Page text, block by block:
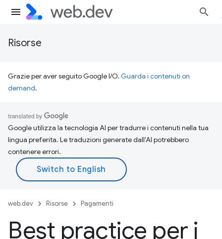
Risorse
Grazie per aver seguito Google I/O. Guarda i contenuti on
demand.
Google utilizza la tecnologia AI per tradurre i contenuti nella tua
lingua preferita. Le traduzioni generate dall'AI potrebbero
contenere errori.
web.dev Risorse Pagamenti
Best practice per i